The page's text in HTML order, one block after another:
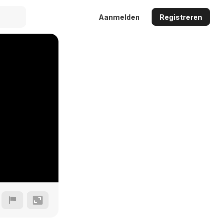
Aanmelden Registreren